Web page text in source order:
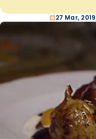
27 Mar, 2019